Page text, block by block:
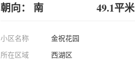
朝向： 南 49.1平米
小区名称
金祝花园
所在区域
西湖区